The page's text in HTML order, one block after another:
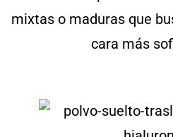
mixtas o maduras que
cara más